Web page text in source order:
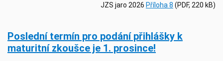
JZS jaro 2026 Příloha 8 (PDF, 220 kB)
Poslední termín pro podání přihlášky k
maturitní zkoušce je 1. prosince!